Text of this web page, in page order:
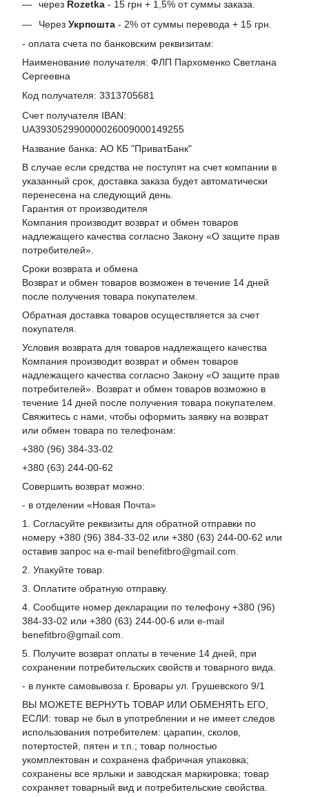
через Rozetka - 15 грн + 1,5% от суммы заказа.
Через Укрпошта - 2% от суммы перевода + 15 грн.
- оплата счета по банковским реквизитам:
Наименование получателя: ФЛП Пархоменко Светлана
Сергеевна
Код получателя: 3313705681
Счет получателя IBAN:
UA393052990000026009000149255
Название банка: АО КБ "ПриватБанк"
В случае если средства не поступят на счет компании в
указанный срок, доставка заказа будет автоматически
перенесена на следующий день.
Гарантия от производителя
Компания производит возврат и обмен товаров
надлежащего качества согласно Закону «О защите прав
потребителей».
Сроки возврата и обмена
Возврат и обмен товаров возможен в течение 14 дней
после получения товара покупателем.
Обратная доставка товаров осуществляется за счет
покупателя.
Условия возврата для товаров надлежащего качества
Компания производит возврат и обмен товаров
надлежащего качества согласно Закону «О защите прав
потребителей». Возврат и обмен товаров возможно в
течение 14 дней после получения товара покупателем.
Свяжитесь с нами, чтобы оформить заявку на возврат
или обмен товара по телефонам:
+380 (96) 384-33-02
+380 (63) 244-00-62
Совершить возврат можно:
- в отделении «Новая Почта»
1. Согласуйте реквизиты для обратной отправки по
номеру +380 (96) 384-33-02 или +380 (63) 244-00-62 или
оставив запрос на e-mail benefitbro@gmail.com.
2. Упакуйте товар.
3. Оплатите обратную отправку.
4. Сообщите номер декларации по телефону +380 (96)
384-33-02 или +380 (63) 244-00-6 или e-mail
benefitbro@gmail.com.
5. Получите возврат оплаты в течение 14 дней, при
сохранении потребительских свойств и товарного вида.
- в пункте самовывоза г. Бровары ул. Грушевского 9/1
ВЫ МОЖЕТЕ ВЕРНУТЬ ТОВАР ИЛИ ОБМЕНЯТЬ ЕГО,
ЕСЛИ: товар не был в употреблении и не имеет следов
использования потребителем: царапин, сколов,
потертостей, пятен и т.п.; товар полностью
укомплектован и сохранена фабричная упаковка;
сохранены все ярлыки и заводская маркировка; товар
сохраняет товарный вид и потребительские свойства.